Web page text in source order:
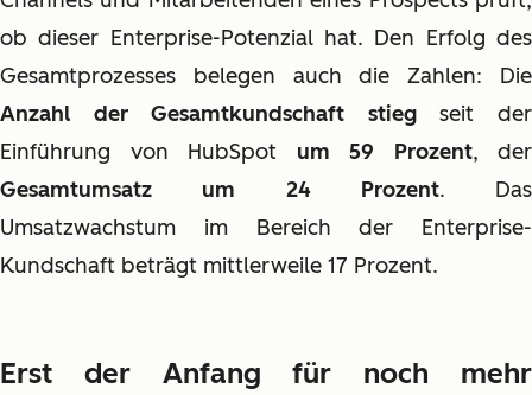
ob dieser Enterprise-Potenzial hat. Den Erfolg des
Gesamtprozesses belegen auch die Zahlen: Die
Anzahl der Gesamtkundschaft stiegseit der
Einführung von HubSpot um 59 Prozent, der
Gesamtumsatz um 24 Prozent. Das
Umsatzwachstum im Bereich der Enterprise-
Kundschaft beträgt mittlerweile 17 Prozent.
Erst der Anfang für noch mehr